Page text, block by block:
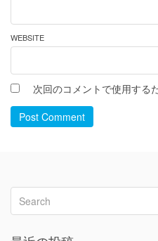
WEBSITE
次回のコメントで使用する
Post Comment